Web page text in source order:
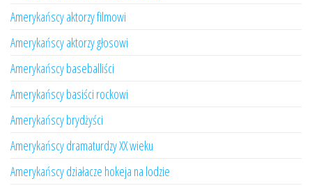
Amerykańscy aktorzy filmowi
Amerykańscy aktorzy głosowi
Amerykańscy baseballiści
Amerykańscy basiści rockowi
Amerykańscy brydżyści
Amerykańscy dramaturdzy XX wieku
Amerykańscy działacze hokeja na lodzie